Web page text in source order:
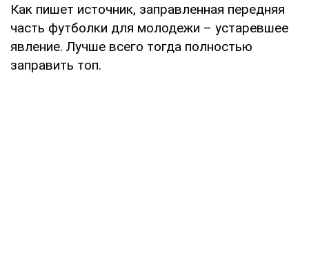
Как пишет источник, заправленная передняя
часть футболки для молодежи – устаревшее
явление. Лучше всего тогда полностью
заправить топ.